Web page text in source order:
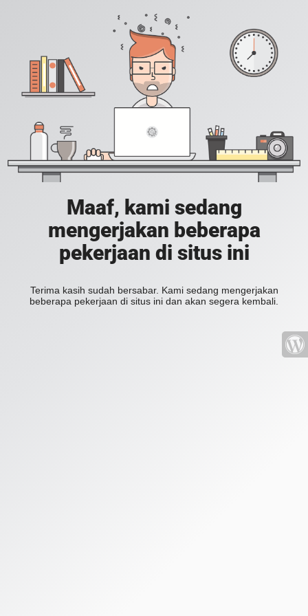
Maaf, kami sedang
mengerjakan beberapa
pekerjaan di situs ini
Terima kasih sudah bersabar. Kami sedang mengerjakan
beberapa pekerjaan di situs ini dan akan segera kembali.